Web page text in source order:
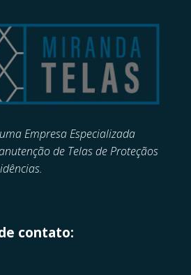
Empresa Especializada
de Telas de Proteçãos
contato: